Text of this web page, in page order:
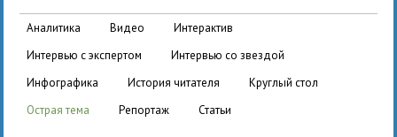
аналитика видео
интерактив
интервью с экспертом
интервью со звездой
инфографика
история читателя
круглый стол
острая тема
репортаж статьи